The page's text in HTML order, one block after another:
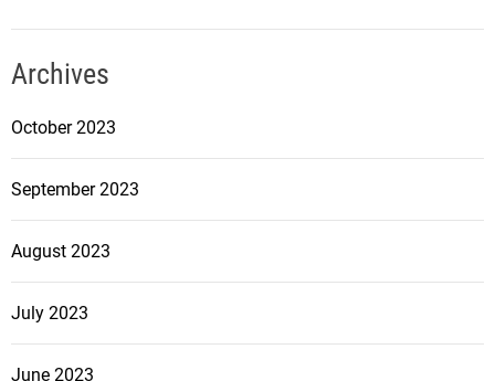
Archives
October 2023
September 2023
August 2023
July 2023
June 2023